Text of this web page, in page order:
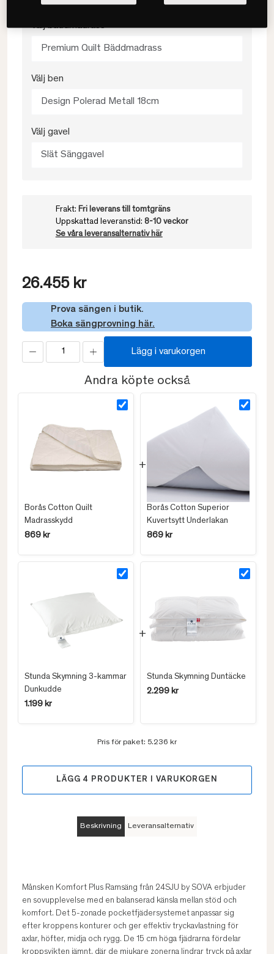
Välj bäddmadrass
Premium Quilt Bäddmadrass
Välj ben
Design Polerad Metall 18cm
Välj gavel
Slät Sänggavel
Frakt: Fri leverans till tomtgräns
Uppskattad leveranstid: 8-10 veckor
Se våra leveransalternativ här
26.455 kr
Prova sängen i butik.
Boka sängprovning här.
Lägg i varukorgen
Andra köpte också
Borås Cotton Quilt
Madrasskydd
869 kr
Borås Cotton Superior
Kuvertsytt Underlakan
869 kr
Stunda Skymning 3-kammar
Dunkudde
1.199 kr
Stunda Skymning Duntäcke
2.299 kr
Pris för paket: 5.236 kr
LÄGG 4 PRODUKTER I VARUKORGEN
Beskrivning Leveransalternativ
Månsken Komfort Plus Ramsäng från 24SJU by SOVA erbjuder
en sovupplevelse med en balanserad känsla mellan stöd och
komfort. Det 5-zonade pocketfjädersystemet anpassar sig
efter kroppens konturer och ger effektiv tryckavlastning för
axlar, höfter, midja och rygg. De 15 cm höga fjädrarna fördelar
kroppsvikten jämnt, där de mjukare zonerna lindrar tryck på axlar